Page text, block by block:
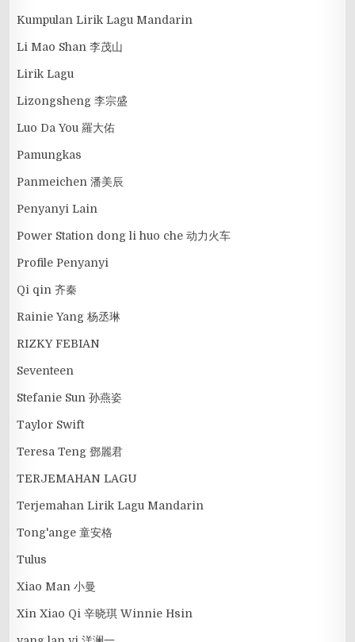
Kumpulan Lirik Lagu Mandarin
Li Mao Shan 李茂山
Lirik Lagu
Lizongsheng 李宗盛
Luo Da You 羅大佑
Pamungkas
Panmeichen 潘美辰
Penyanyi Lain
Power Station dong li huo che 动力火车
Profile Penyanyi
Qi qin 齐秦
Rainie Yang 杨丞琳
RIZKY FEBIAN
Seventeen
Stefanie Sun 孙燕姿
Taylor Swift
Teresa Teng 鄧麗君
TERJEMAHAN LAGU
Terjemahan Lirik Lagu Mandarin
Tong'ange 童安格
Tulus
Xiao Man 小曼
Xin Xiao Qi 辛晓琪 Winnie Hsin